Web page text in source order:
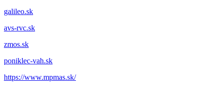
galileo.sk
avs-rvc.sk
zmos.sk
poniklec-vah.sk
https://www.mpmas.sk/